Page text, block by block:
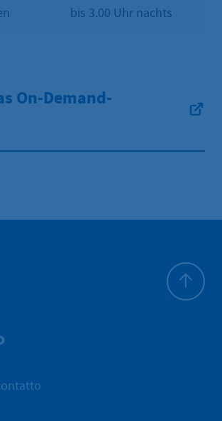
bis 3.00 Uhr nachts
On-Demand-